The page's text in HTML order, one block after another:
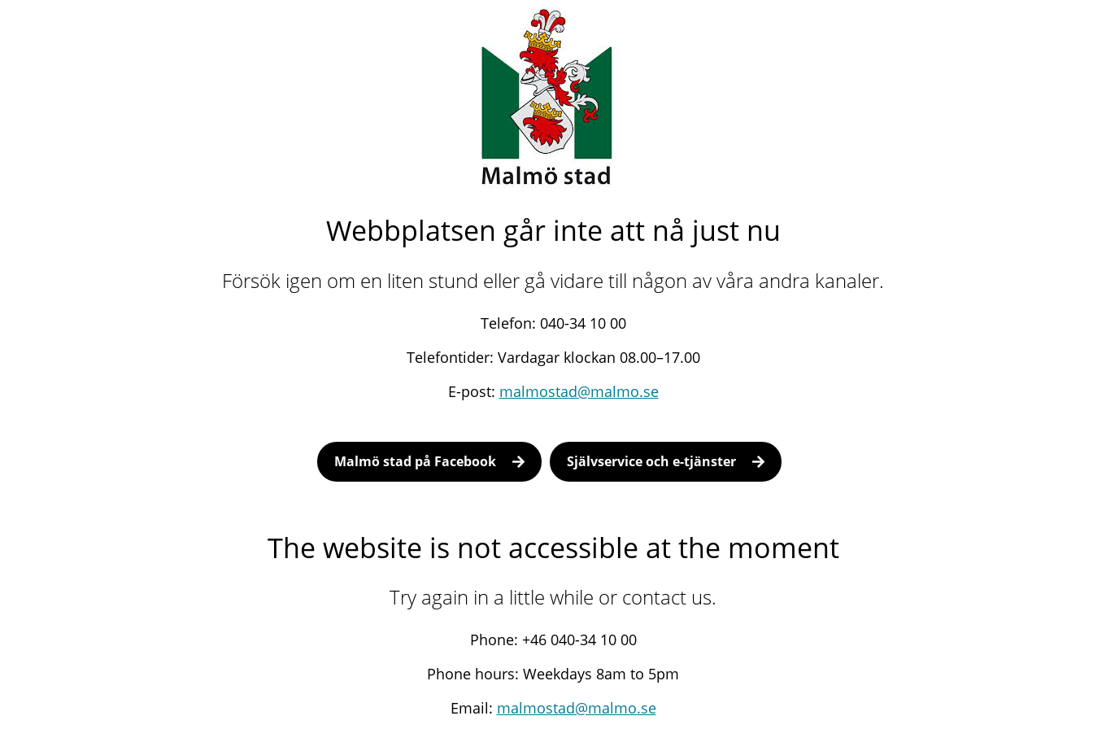
Webbplatsen går inte att nå just nu
Försök igen om en liten stund eller gå vidare till någon av våra andra kanaler.
Telefon: 040-34 10 00
Telefontider: Vardagar klockan 08.00–17.00
E-post: malmostad@malmo.se
Malmö stad på Facebook Självservice och e-tjänster
The website is not accessible at the moment
Try again in a little while or contact us.
Phone: +46 040-34 10 00
Phone hours: Weekdays 8am to 5pm
Email: malmostad@malmo.se